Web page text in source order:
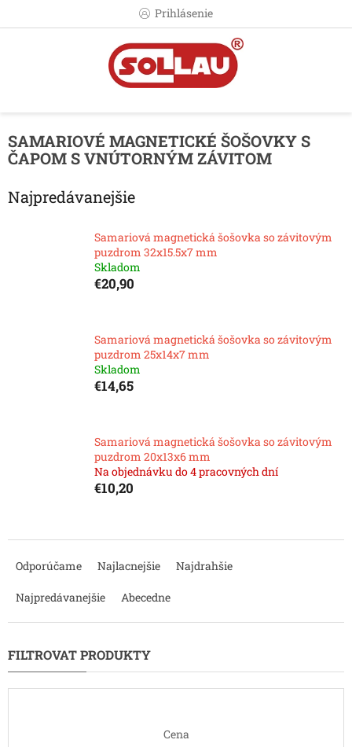
Prihlásenie
SAMARIOVÉ MAGNETICKÉ ŠOŠOVKY S
ČAPOM S VNÚTORNÝM ZÁVITOM
Najpredávanejšie
Samariová magnetická šošovka so závitovým
puzdrom 32x15.5x7 mm
Skladom
€20,90
Samariová magnetická šošovka so závitovým
puzdrom 25x14x7 mm
Skladom
€14,65
Samariová magnetická šošovka so závitovým
puzdrom 20x13x6 mm
Na objednávku do 4 pracovných dní
€10,20
n
e
p
r
Odporúčame Najlacnejšie Najdrahšie
Najpredávanejšie Abecedne
Cena